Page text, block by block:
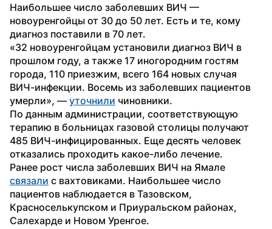
Наибольшее число заболевших ВИЧ —
новоуренгойцы от 30 до 50 лет. Есть и те, кому
диагноз поставили в 70 лет.
«32 новоуренгойцам установили диагноз ВИЧ в
прошлом году, а также 17 иногородним гостям
города, 110 приезжим, всего 164 новых случая
ВИЧ-инфекции. Восемь из заболевших пациентов
умерли», — уточнили чиновники.
По данным администрации, соответствующую
терапию в больницах газовой столицы получают
485 ВИЧ-инфицированных. Еще десять человек
отказались проходить какое-либо лечение.
связали с вахтовиками. Наибольшее число
пациентов наблюдается в Тазовском,
Красноселькупском и Приуральском районах,
Салехарде и Новом Уренгое.